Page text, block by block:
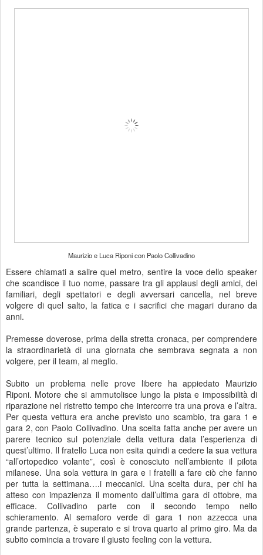
Maurizio e Luca Riponi con Paolo Collivadino
Essere chiamati a salire quel metro, sentire la voce dello speaker
che scandisce il tuo nome, passare tra gli applausi degli amici, dei
familiari, degli spettatori e degli avversari cancella, nel breve
volgere di quel salto, la fatica e i sacrifici che magari durano da
anni.
Premesse doverose, prima della stretta cronaca, per comprendere
la straordinarietà di una giornata che sembrava segnata a non
volgere, per il team, al meglio.
Subito un problema nelle prove libere ha appiedato Maurizio
Riponi. Motore che si ammutolisce lungo la pista e impossibilità di
riparazione nel ristretto tempo che intercorre tra una prova e l’altra.
Per questa vettura era anche previsto uno scambio, tra gara 1 e
gara 2, con Paolo Collivadino. Una scelta fatta anche per avere un
parere tecnico sul potenziale della vettura data l’esperienza di
quest’ultimo. Il fratello Luca non esita quindi a cedere la sua vettura
“all’ortopedico volante”, così è conosciuto nell’ambiente il pilota
milanese. Una sola vettura in gara e i fratelli a fare ciò che fanno
per tutta la settimana….i meccanici. Una scelta dura, per chi ha
atteso con impazienza il momento dall’ultima gara di ottobre, ma
efficace. Collivadino parte con il secondo tempo nello
schieramento. Al semaforo verde di gara 1 non azzecca una
grande partenza, è superato e si trova quarto al primo giro. Ma da
subito comincia a trovare il giusto feeling con la vettura.